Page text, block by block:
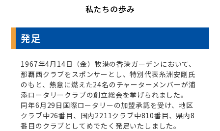
私たちの歩み
発足
1967年4月14日（金）牧港の香港ガーデンにおいて、
那覇西クラブをスポンサーとし、特別代表糸洲安剛氏
のもと、熱意に燃えた24名のチャーターメンバーが浦
添ロータリークラブの創立総会を挙げられました。
同年6月29日国際ロータリーの加盟承認を受け、地区
クラブ中26番目、国内2211クラブ中810番目、県内8
番目のクラブとしてめでたく発足いたしました。